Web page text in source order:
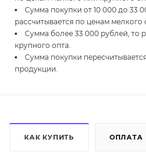
Сумма покупки от 10 000 до 33
рассчитывается по ценам мелкого
Сумма более 33 000 рублей, то
крупного опта.
Сумма покупки
продукции.
КАК КУПИТЬ ОПЛАТА